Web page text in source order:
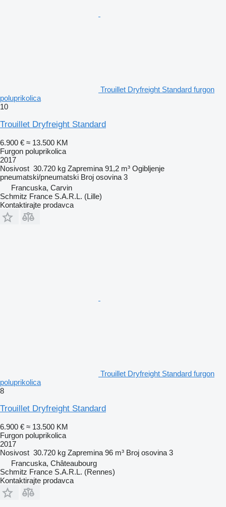
Trouillet Dryfreight Standard furgon
poluprikolica
10
Trouillet Dryfreight Standard
6.900 € ≈ 13.500 KM
Furgon poluprikolica
2017
Nosivost 30.720 kg Zapremina 91,2 m³ Ogibljenje
pneumatski/pneumatski Broj osovina 3
Francuska, Carvin
Schmitz France S.A.R.L. (Lille)
Kontaktirajte prodavca
Trouillet Dryfreight Standard furgon
poluprikolica
8
Trouillet Dryfreight Standard
6.900 € ≈ 13.500 KM
Furgon poluprikolica
2017
Nosivost 30.720 kg Zapremina 96 m³ Broj osovina 3
Francuska, Châteaubourg
Schmitz France S.A.R.L. (Rennes)
Kontaktirajte prodavca